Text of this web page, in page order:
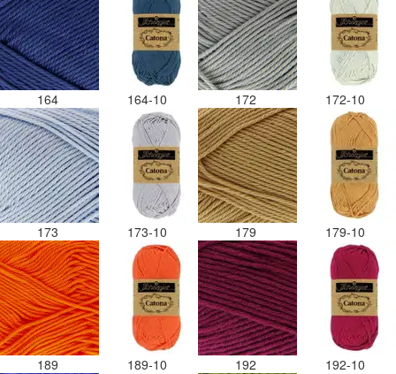
164 164-10 172 172-10
173 173-10 179 179-10
189 189-10 192 192-10